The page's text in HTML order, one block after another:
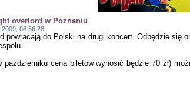
overlord w Poznaniu
08:56:28
powracają do Polski na drugi koncert. Odbędzie się
październiku cena biletów wynosić będzie 70 zł)